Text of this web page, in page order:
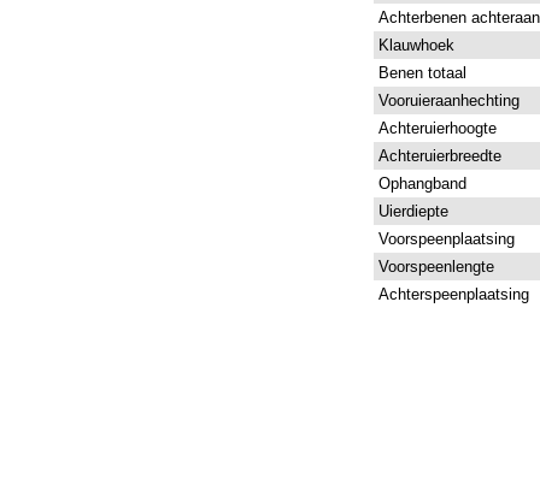
Achterbenen
Klauwhoek
Benen totaal
Vooruieraanhechting
Achteruierhoogte
Achteruierbreedte
Ophangband
Uierdiepte
Voorspeenplaatsing
Voorspeenlengte
Achterspeenplaatsing